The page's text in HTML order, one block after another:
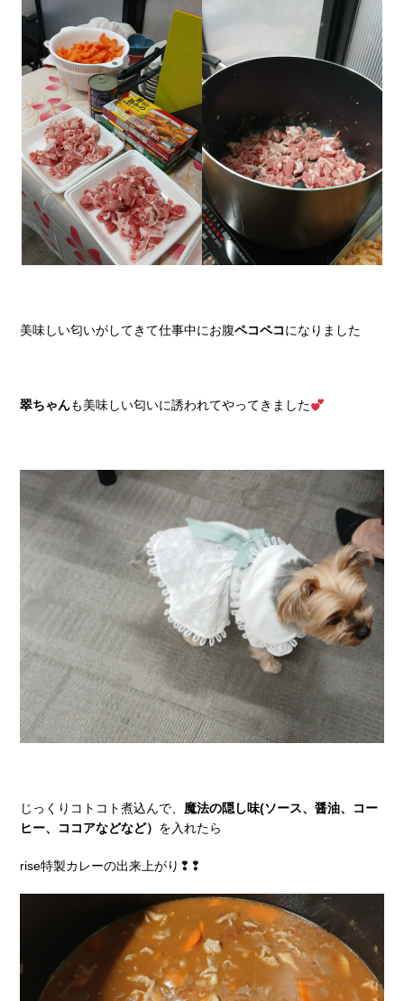
美味しい匂いがしてきて仕事中にお腹ペコペコになりました
翠ちゃんも美味しい匂いに誘われてやってきました
じっくりコトコト煮込んで、 魔法の隠し味(ソース、醤油、コー
ヒー、ココアなどなど） を入れたら
rise特製カレーの出来上がり❢❢